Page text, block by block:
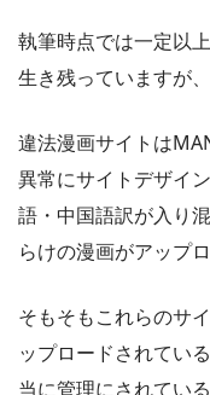
執筆時点では一定以
生き残っていますが
違法漫画サイトは
異常にサイトデザイ
語・中国語訳が入り
らけの漫画がアップ
そもそもこれらのサ
ップロードされてい
当に管理にされてい